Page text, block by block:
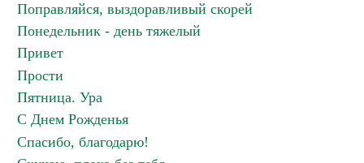
Поправляйся, выздоравливый скорей
Понедельник - день тяжелый
Привет
Прости
Пятница. Ура
С Днем Рожденья
Спасибо, благодарю!